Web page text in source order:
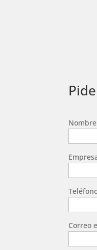
Nombre
Correo